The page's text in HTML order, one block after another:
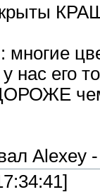
его
Alexey